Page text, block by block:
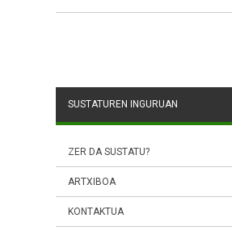
SUSTATUREN INGURUAN
ZER DA SUSTATU?
ARTXIBOA
KONTAKTUA